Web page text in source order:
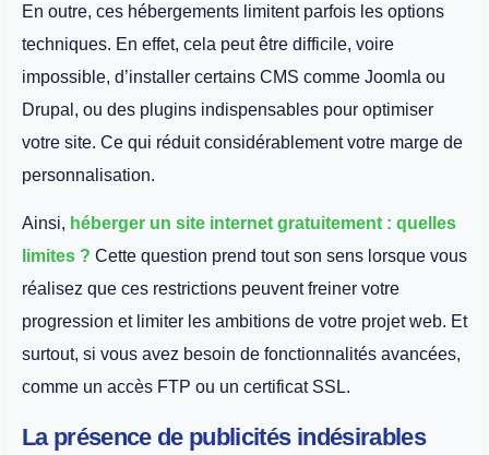
En outre, ces hébergements limitent parfois les options
techniques. En effet, cela peut être difficile, voire
impossible, d’installer certains CMS comme Joomla ou
Drupal, ou des plugins indispensables pour optimiser
votre site. Ce qui réduit considérablement votre marge de
personnalisation.
Ainsi, héberger un site internet gratuitement : quelles
limites ? Cette question prend tout son sens lorsque vous
réalisez que ces restrictions peuvent freiner votre
progression et limiter les ambitions de votre projet web. Et
surtout, si vous avez besoin de fonctionnalités avancées,
comme un accès FTP ou un certificat SSL.
La présence de publicités indésirables